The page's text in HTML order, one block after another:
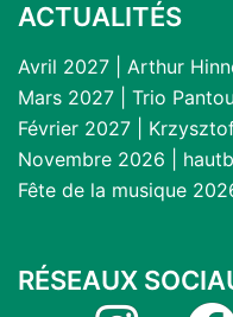
ACTUALITÉS
Avril 2027 | Arthur
Mars 2027 | Trio
Février 2027 |
Novembre 2026 |
Fête de la musique
RÉSEAUX
Instagram